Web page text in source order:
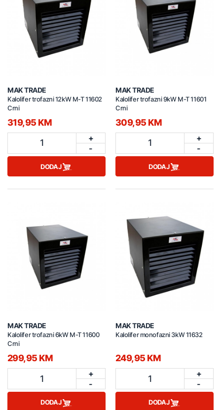
MAK TRADE
Kalolifer trofazni 12kW M-T 11602
Crni
319,95 KM
1
+
-
DODAJ
MAK TRADE
Kalolifer trofazni 9kW M-T 11601
Crni
309,95 KM
1
+
-
DODAJ
MAK TRADE
Kalolifer trofazni 6kW M-T 11600
Crni
299,95 KM
1
+
-
DODAJ
MAK TRADE
Kalolifer monofazni 3kW 11632
249,95 KM
1
+
-
DODAJ